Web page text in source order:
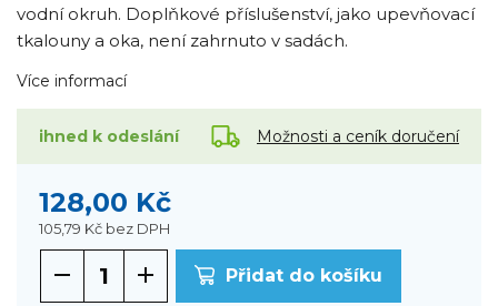
vodní okruh. Doplňkové příslušenství, jako upevňovací
tkalouny a oka, není zahrnuto v sadách.
Více informací
ihned k odeslání Možnosti a ceník doručení
128,00 Kč
105,79 Kč bez DPH
Přidat do košíku